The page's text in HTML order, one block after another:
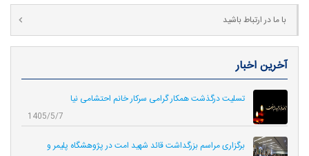
با ما در ارتباط باشید
آخرین اخبار
تسلیت درگذشت همکار گرامی سرکار خانم احتشامی نیا
1405/5/7
برگزاری مراسم بزرگداشت قائد شهید امت در پژوهشگاه پلیمر و